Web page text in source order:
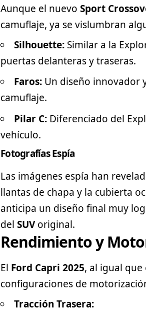
Aunque el nuevo Sport
camuflaje, ya se vislumbran
Silhouette: Similar a la
puertas delanteras y traseras.
Faros: Un diseño innovador
camuflaje.
Pilar C: Diferenciado del
vehículo.
Fotografías Espía
Las imágenes espía han
llantas de chapa y la cubierta
anticipa un diseño final muy
del SUVoriginal.
Rendimiento y
El Ford Capri 2025, al igual que
configuraciones de
Tracción Trasera: